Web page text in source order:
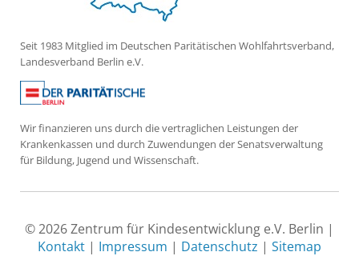
Seit 1983 Mitglied im Deutschen Paritätischen Wohlfahrtsverband,
Landesverband Berlin e.V.
Wir finanzieren uns durch die vertraglichen Leistungen der
Krankenkassen und durch Zuwendungen der Senatsverwaltung
für Bildung, Jugend und Wissenschaft.
© 2026 Zentrum für Kindesentwicklung e.V. Berlin |
Kontakt | Impressum | Datenschutz | Sitemap